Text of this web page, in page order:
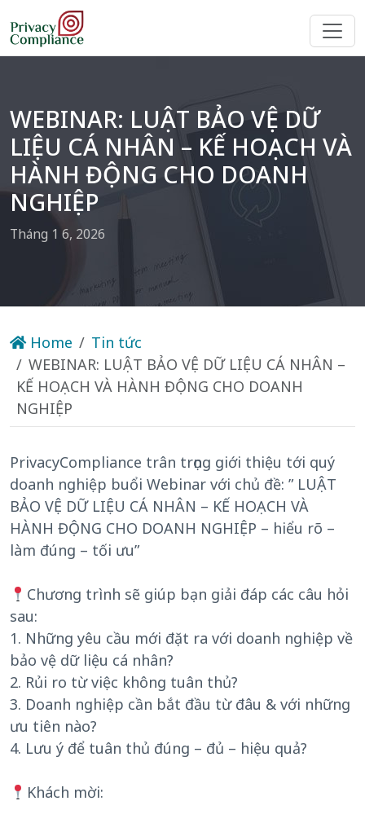
WEBINAR: LUẬT BẢO VỆ DỮ
LIỆU CÁ NHÂN – KẾ HOẠCH VÀ
HÀNH ĐỘNG CHO DOANH
NGHIỆP
Tháng 1 6, 2026
Home
Tin tức
WEBINAR: LUẬT BẢO VỆ DỮ LIỆU CÁ NHÂN –
KẾ HOẠCH VÀ HÀNH ĐỘNG CHO DOANH
NGHIỆP
PrivacyCompliance trân trọng giới thiệu tới quý
doanh nghiệp buổi Webinar với chủ đề: ” LUẬT
BẢO VỆ DỮ LIỆU CÁ NHÂN – KẾ HOẠCH VÀ
HÀNH ĐỘNG CHO DOANH NGHIỆP – hiểu rõ –
làm đúng – tối ưu”
Chương trình sẽ giúp bạn giải đáp các câu hỏi
sau:
1. Những yêu cầu mới đặt ra với doanh nghiệp về
bảo vệ dữ liệu cá nhân?
2. Rủi ro từ việc không tuân thủ?
3. Doanh nghiệp cần bắt đầu từ đâu & với những
ưu tiên nào?
4. Lưu ý để tuân thủ đúng – đủ – hiệu quả?
Khách mời: